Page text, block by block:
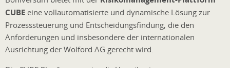
CUBE eine vollautomatisierte und dynamische Lösung zur
Prozesssteuerung und Entscheidungsfindung, die den
Anforderungen und insbesondere der internationalen
Ausrichtung der Wolford AG gerecht wird.